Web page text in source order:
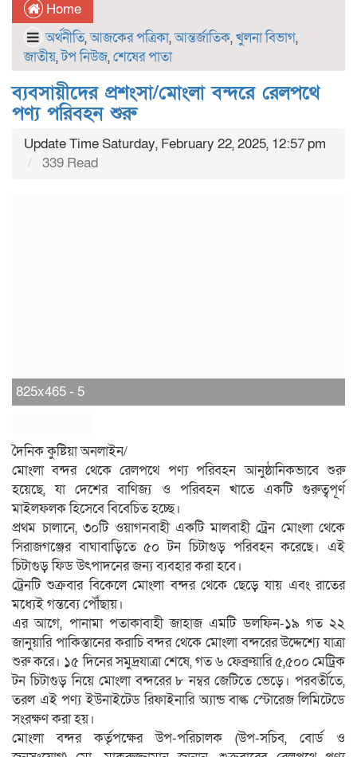
Home
অর্থনীতি,আজকের পত্রিকা,আন্তর্জাতিক,খুলনা বিভাগ,
জাতীয়,টপ নিউজ,শেষের পাতা
ব্যবসায়ীদের প্রশংসা/মোংলা বন্দরে রেলপথে
পণ্য পরিবহন শুরু
Update Time Saturday, February 22, 2025, 12:57 pm
339 Read
825x465 - 5
দৈনিক কুষ্টিয়া অনলাইন/
মোংলা বন্দর থেকে রেলপথে পণ্য পরিবহন আনুষ্ঠানিকভাবে শুরু
হয়েছে, যা দেশের বাণিজ্য ও পরিবহন খাতে একটি গুরুত্বপূর্ণ
মাইলফলক হিসেবে বিবেচিত হচ্ছে।
প্রথম চালানে, ৩০টি ওয়াগনবাহী একটি মালবাহী ট্রেন মোংলা থেকে
সিরাজগঞ্জের বাঘাবাড়িতে ৫০ টন চিটাগুড় পরিবহন করেছে। এই
চিটাগুড় ফিড উৎপাদনের জন্য ব্যবহার করা হবে।
ট্রেনটি শুক্রবার বিকেলে মোংলা বন্দর থেকে ছেড়ে যায় এবং রাতের
মধ্যেই গন্তব্যে পৌঁছায়।
এর আগে, পানামা পতাকাবাহী জাহাজ এমটি ডলফিন-১৯ গত ২২
জানুয়ারি পাকিস্তানের করাচি বন্দর থেকে মোংলা বন্দরের উদ্দেশ্যে যাত্রা
শুরু করে। ১৫ দিনের সমুদ্রযাত্রা শেষে, গত ৬ ফেব্রুয়ারি ৫,৫০০ মেট্রিক
টন চিটাগুড় নিয়ে মোংলা বন্দরের ৮ নম্বর জেটিতে ভেড়ে। পরবর্তীতে,
তরল এই পণ্য ইউনাইটেড রিফাইনারি অ্যান্ড বাল্ক স্টোরেজ লিমিটেডে
সংরক্ষণ করা হয়।
মোংলা বন্দর কর্তৃপক্ষের উপ-পরিচালক (উপ-সচিব, বোর্ড ও